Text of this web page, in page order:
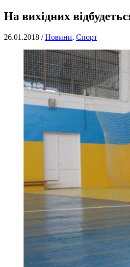
На вихідних
26.01.2018 /Новини, Спорт